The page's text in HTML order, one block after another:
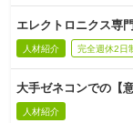
エレクトロニクス専
人材紹介 完全週休2日
大手ゼネコンでの【
人材紹介